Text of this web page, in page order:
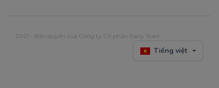
2021 - Bản quyền của Công ty Cổ phần Early Start
Tiếng việt